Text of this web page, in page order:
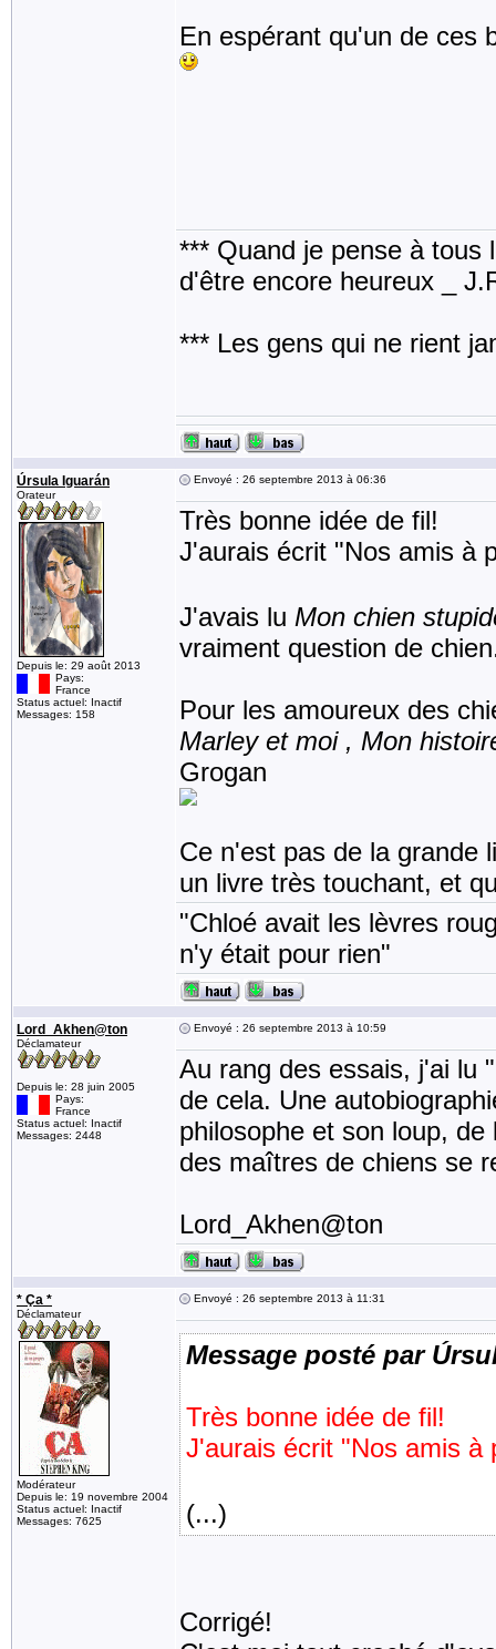
En espérant qu'un de ces
*** Quand je pense à tous
d'être encore heureux _
*** Les gens qui ne rient
Úrsula Iguarán
Orateur
Depuis le: 29 août 2013
Pays:
France
Status actuel: Inactif
Messages: 158
Envoyé : 26 septembre 2013 à 06:36
Très bonne idée de fil!
J'aurais écrit "Nos amis à
J'avais lu Mon chien
vraiment question de
Pour les amoureux des
Marley et moi , Mon
Grogan
Ce n'est pas de la grande
un livre très touchant, et
"Chloé avait les lèvres
n'y était pour rien"
Lord_Akhen@ton
Déclamateur
Depuis le: 28 juin 2005
Pays:
France
Status actuel: Inactif
Messages: 2448
Envoyé : 26 septembre 2013 à 10:59
Au rang des essais, j'ai lu
de cela. Une
philosophe et son loup,
des maîtres de chiens se
Lord_Akhen@ton
* Ça *
Déclamateur
Modérateur
Depuis le: 19 novembre 2004
Status actuel: Inactif
Messages: 7625
Envoyé : 26 septembre 2013 à 11:31
Message posté par
Très bonne idée de fil!
J'aurais écrit "Nos amis à
(...)
Corrigé!